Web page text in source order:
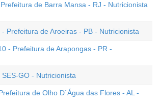
de Barra Mansa - RJ - Nutricionista
Prefeitura de Aroeiras - PB - Nutricionista
- Prefeitura de Arapongas - PR -
GO - Nutricionista
de Olho D`Água das Flores - AL -